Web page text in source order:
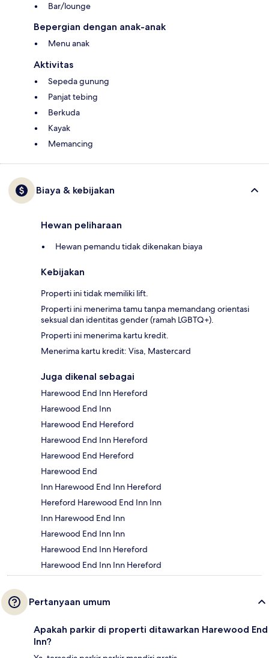
Bar/lounge
Bepergian dengan anak-anak
Menu anak
Aktivitas
Sepeda gunung
Panjat tebing
Berkuda
Kayak
Memancing
Biaya & kebijakan
Hewan peliharaan
Hewan pemandu tidak dikenakan biaya
Kebijakan
Properti ini tidak memiliki lift.
Properti ini menerima tamu tanpa memandang orientasi
seksual dan identitas gender (ramah LGBTQ+).
Properti ini menerima kartu kredit.
Menerima kartu kredit: Visa, Mastercard
Juga dikenal sebagai
Harewood End Inn Hereford
Harewood End Inn
Harewood End Hereford
Harewood End Inn Hereford
Harewood End Hereford
Harewood End
Inn Harewood End Inn Hereford
Hereford Harewood End Inn Inn
Inn Harewood End Inn
Harewood End Inn Inn
Harewood End Inn Hereford
Harewood End Inn Inn Hereford
Pertanyaan umum
Apakah parkir di properti ditawarkan Harewood End
Inn?